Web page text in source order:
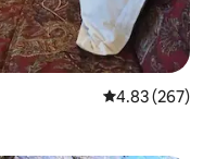
レビュー267
4.83 (267)